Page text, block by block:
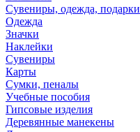
Сувениры, одежда, подарки
Одежда
Значки
Наклейки
Сувениры
Карты
Сумки, пеналы
Учебные пособия
Гипсовые изделия
Деревянные манекены